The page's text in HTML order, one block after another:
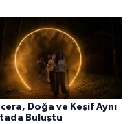
Doğa ve Keşif Aynı
Buluştu